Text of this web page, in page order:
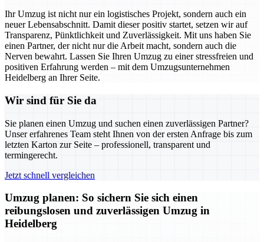
Ihr Umzug ist nicht nur ein logistisches Projekt, sondern auch ein
neuer Lebensabschnitt. Damit dieser positiv startet, setzen wir auf
Transparenz, Pünktlichkeit und Zuverlässigkeit. Mit uns haben Sie
einen Partner, der nicht nur die Arbeit macht, sondern auch die
Nerven bewahrt. Lassen Sie Ihren Umzug zu einer stressfreien und
positiven Erfahrung werden – mit dem Umzugsunternehmen
Heidelberg an Ihrer Seite.
Wir sind für Sie da
Sie planen einen Umzug und suchen einen zuverlässigen Partner?
Unser erfahrenes Team steht Ihnen von der ersten Anfrage bis zum
letzten Karton zur Seite – professionell, transparent und
termingerecht.
Jetzt schnell vergleichen
Umzug planen: So sichern Sie sich einen
reibungslosen und zuverlässigen Umzug in
Heidelberg